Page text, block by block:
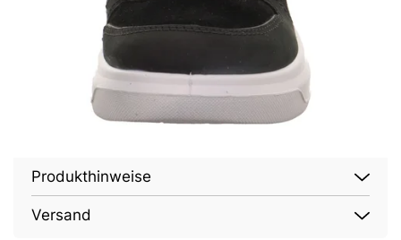
Produkthinweise
Versand